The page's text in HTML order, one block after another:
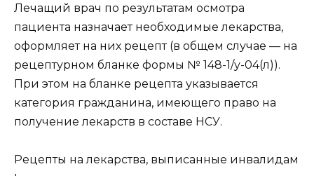
Лечащий врач по результатам осмотра
пациента назначает необходимые лекарства,
оформляет на них рецепт (в общем случае — на
рецептурном бланке формы № 148-1/у-04(л)).
При этом на бланке рецепта указывается
категория гражданина, имеющего право на
получение лекарств в составе НСУ.
Рецепты на лекарства, выписанные инвалидам